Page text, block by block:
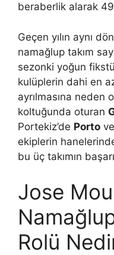
beraberlik alarak
Geçen yılın aynı
namağlup takım
sezonki yoğun
kulüplerin dahi en
ayrılmasına neden
koltuğunda oturan
Portekiz’de Porto ve
ekiplerin
bu üç takımın
Jose
Rolü